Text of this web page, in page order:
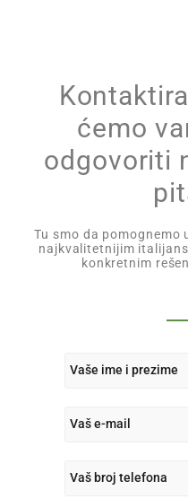
ćemo
odgovoriti
Tu smo da pomognemo
najkvalitetnijim
konkretnim